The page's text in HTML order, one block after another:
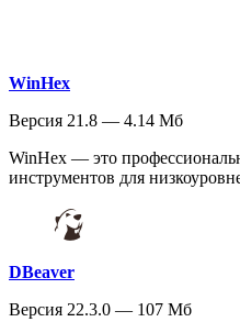
WinHex
Версия 21.8 — 4.14 Мб
WinHex — это
инструментов для
DBeaver
Версия 22.3.0 — 107 Мб